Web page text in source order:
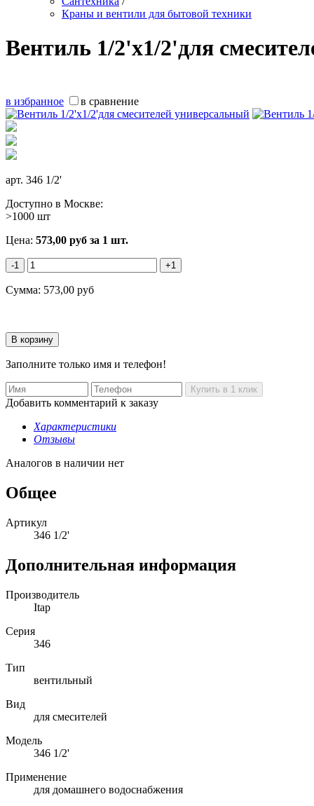
Краны и вентили для бытовой техники
Вентиль 1/2'х1/2'для
в избранное в сравнение
арт. 346 1/2'
Доступно в Москве:
>1000 шт
Цена: 573,00 руб за 1 шт.
-1 +1
Сумма: 573,00 руб
Заполните только имя и телефон!
Добавить комментарий к заказу
Характеристики
Отзывы
Аналогов в наличии нет
Общее
Артикул
346 1/2'
Дополнительная информация
Производитель
Itap
Серия
346
Тип
вентильный
Вид
для смесителей
Модель
346 1/2'
Применение
для домашнего водоснабжения